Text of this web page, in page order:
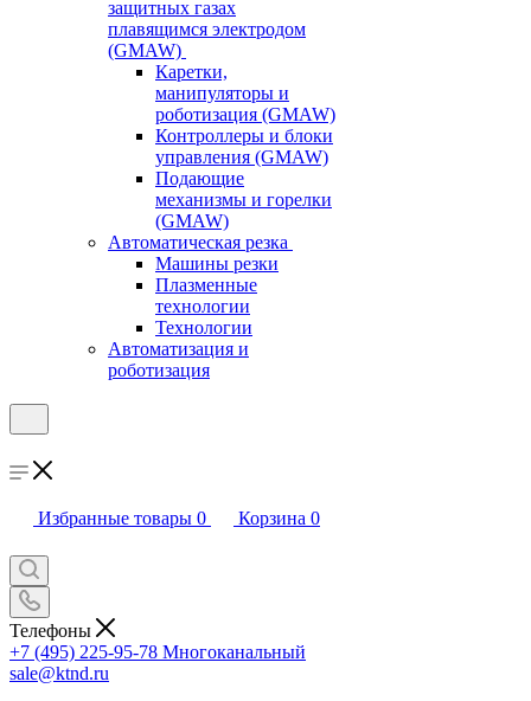
защитных газах
плавящимся электродом
(GMAW)
Каретки,
манипуляторы и
роботизация (GMAW)
Контроллеры и блоки
управления (GMAW)
Подающие
механизмы и горелки
(GMAW)
Автоматическая резка
Машины резки
Плазменные
технологии
Технологии
Автоматизация и
роботизация
Избранные товары 0 Корзина 0
Телефоны
+7 (495) 225-95-78 Многоканальный
sale@ktnd.ru